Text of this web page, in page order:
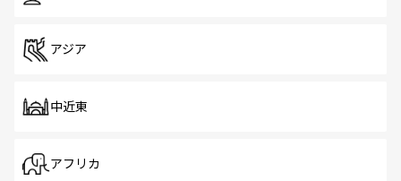
アジア
中近東
アフリカ